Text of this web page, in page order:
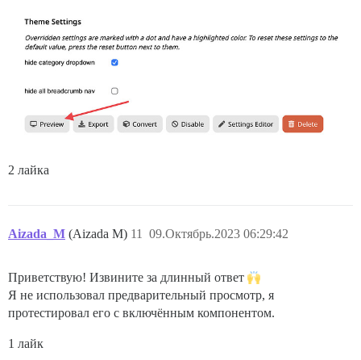
2 лайка
Aizada_M (Aizada M) 09.Октябрь.2023 06:29:42
11
Приветствую! Извините за длинный ответ
Я не использовал предварительный просмотр, я
протестировал его с включённым компонентом.
1 лайк